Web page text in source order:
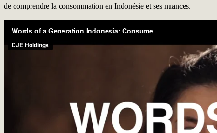
de comprendre la consommation en Indonésie et ses nuances.